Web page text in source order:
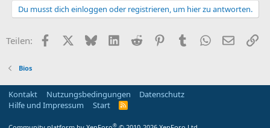
Du musst dich einloggen oder registrieren, um hier zu antworten.
Teilen: Facebook BlueskyLinkedIn
Reddit PinterestTumblr WhatsApp
E-Mail
Bios
Kontakt Nutzungsbedingungen
Datenschutz
Hilfe und Impressum
Start
R
®